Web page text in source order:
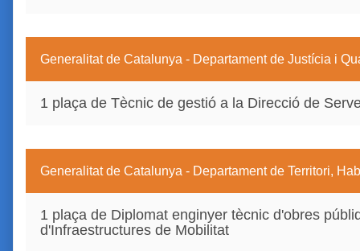
Generalitat de Catalunya - Departament de Justícia i
1 plaça de Tècnic de gestió a la Direcció de
Generalitat de Catalunya - Departament de Territori,
1 plaça de Diplomat enginyer tècnic d'obres
d'Infraestructures de Mobilitat